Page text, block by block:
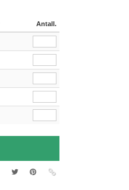
Antall.